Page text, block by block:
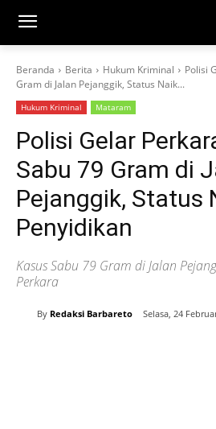
Beranda Berita Hukum Kriminal
Polisi
Gram di Jalan Pejanggik, Status Naik...
Hukum Kriminal Mataram
Polisi Gelar
Sabu 79 Gram di
Pejanggik, Status
Penyidikan
Kasus Sabu 79 Gram di Jalan
Perkara
By Redaksi Barbareto Selasa, 24